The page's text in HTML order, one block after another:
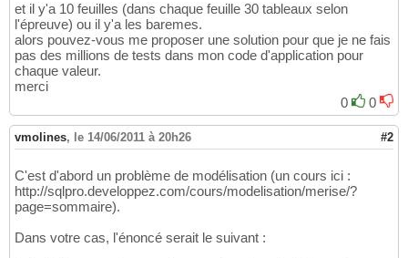
et il y'a 10 feuilles (dans chaque feuille 30 tableaux selon
l'épreuve) ou il y'a les baremes.
alors pouvez-vous me proposer une solution pour que je ne fais
pas des millions de tests dans mon code d'application pour
chaque valeur.
merci
0
0
vmolines, le 14/06/2011 à 20h26 #2
C'est d'abord un problème de modélisation (un cours ici :
http://sqlpro.developpez.com/cours/modelisation/merise/?
page=sommaire).
Dans votre cas, l'énoncé serait le suivant :